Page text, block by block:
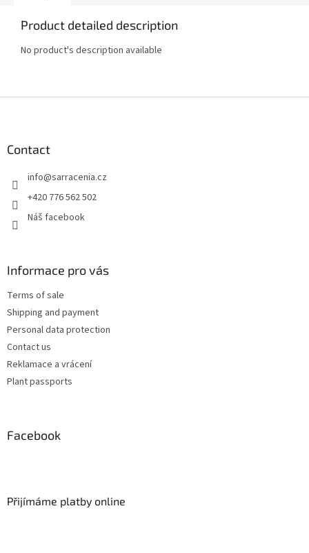
Product detailed description
No product's description available
Contact
info@sarracenia.cz
+420 776 562 502
Náš facebook
Informace pro vás
Terms of sale
Shipping and payment
Personal data protection
Contact us
Reklamace a vrácení
Plant passports
Facebook
Přijímáme platby online